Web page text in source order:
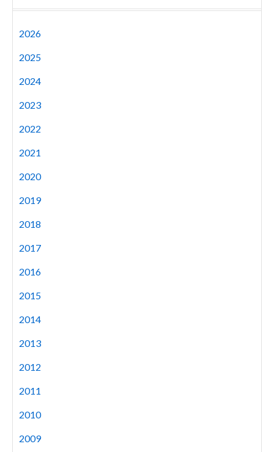
2026
2025
2024
2023
2022
2021
2020
2019
2018
2017
2016
2015
2014
2013
2012
2011
2010
2009